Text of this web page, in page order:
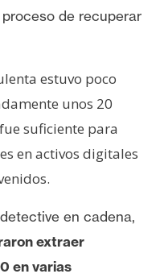
de recuperar
estuvo poco
unos 20
suficiente para
en activos digitales
en cadena,
extraer
en varias